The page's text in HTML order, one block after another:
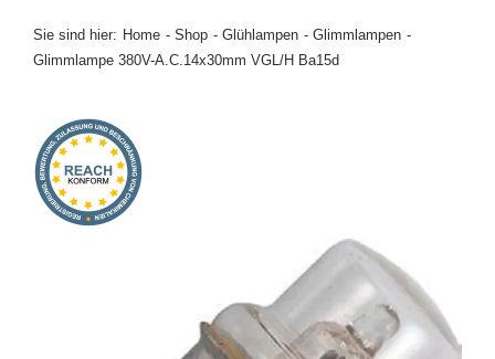
Kontakt
Onlineshop
Sie sind hier: Home Shop Glühlampen
Glimmlampen
Glimmlampe 380V-A.C.14x30mm VGL/H Ba15d